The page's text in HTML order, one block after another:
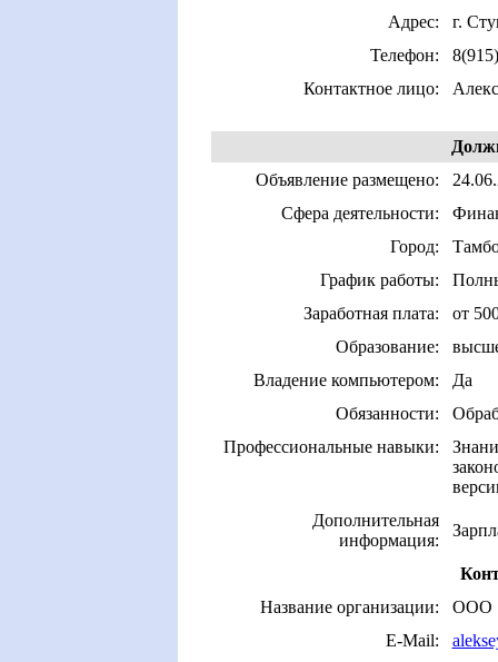
Адрес:
г.
Телефон:
Контактное лицо:
Объявление размещено:
Сфера деятельности:
Город:
График работы:
Заработная плата:
от
Образование:
Владение компьютером:
Да
Обязанности:
Профессиональные навыки:
Дополнительная
информация:
Название организации:
ООО
E-Mail: